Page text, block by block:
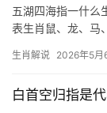
五湖四海指一什么
表生肖鼠、龙、马
机敏、适应力强，
生肖解说 2026年5月
白首空归指是